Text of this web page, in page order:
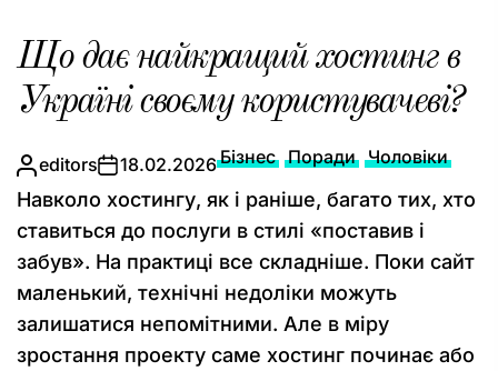
Що дає найкращий хостинг в
Україні своєму користувачеві?
editors 18.02.2026Бізнес Поради Чоловіки
Навколо хостингу, як і раніше, багато тих, хто
ставиться до послуги в стилі «поставив і
забув». На практиці все складніше. Поки сайт
маленький, технічні недоліки можуть
залишатися непомітними. Але в міру
зростання проекту саме хостинг починає або